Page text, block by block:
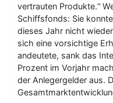
vertrauten Produkte.“
Schiffsfonds: Sie
dieses Jahr nicht
sich eine vorsichtige
andeutete, sank das
Prozent im Vorjahr
der Anlegergelder aus.